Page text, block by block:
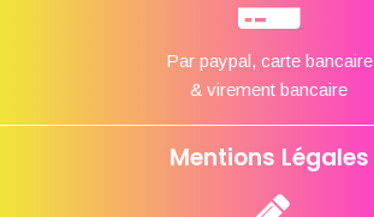
Par paypal, carte bancaire
& virement bancaire
Mentions Légales